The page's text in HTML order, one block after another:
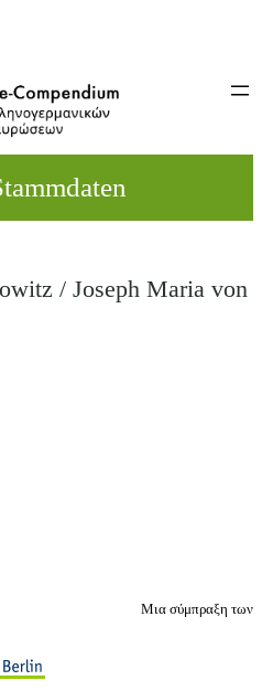
/ Joseph Maria von
Μια σύμπραξη των